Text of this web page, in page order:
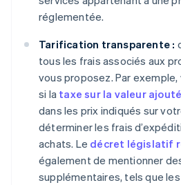
réglementée.
Tarification transparente :
tous les frais associés aux
vous proposez. Par
si la taxe sur la valeur
dans les prix indiqués sur
déterminer les frais
achats. Le décret législatif
également de mentionner
supplémentaires, tels que